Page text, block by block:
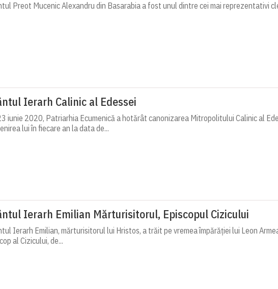
Preot Mucenic Alexandru din Basarabia a fost unul dintre cei mai reprezentativi
Ierarh Calinic al Edessei
iunie 2020, Patriarhia Ecumenică a hotărât canonizarea Mitropolitului Calinic al
lui în fiecare an la data de...
Ierarh Emilian Mărturisitorul, Episcopul Cizicului
Ierarh Emilian, mărturisitorul lui Hristos, a trăit pe vremea împărăției lui Leon
al Cizicului, de...